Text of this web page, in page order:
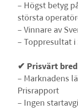
– Högst betyg
största
– Vinnare av
– Toppresultat i
✔ Prisvärt
– Marknadens
Prisrapport
– Ingen